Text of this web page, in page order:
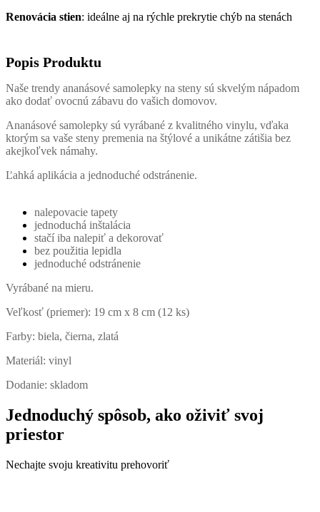
Renovácia stien: ideálne aj na rýchle prekrytie chýb na stenách
Popis Produktu
Naše trendy ananásové samolepky na steny sú skvelým nápadom
ako dodať ovocnú zábavu do vašich domovov.
Ananásové samolepky sú vyrábané z kvalitného vinylu, vďaka
ktorým sa vaše steny premenia na štýlové a unikátne zátišia bez
akejkoľvek námahy.
Ľahká aplikácia a jednoduché odstránenie.
nalepovacie tapety
jednoduchá inštalácia
stačí iba nalepiť a dekorovať
bez použitia lepidla
jednoduché odstránenie
Vyrábané na mieru.
Veľkosť (priemer): 19 cm x 8 cm (12 ks)
Farby: biela, čierna, zlatá
Materiál: vinyl
Dodanie: skladom
Jednoduchý spôsob, ako oživiť svoj
priestor
Nechajte svoju kreativitu prehovoriť